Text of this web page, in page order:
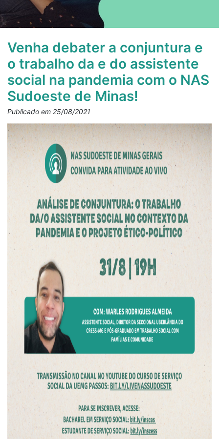
Venha debater a conjuntura e
o trabalho da e do assistente
social na pandemia com o NAS
Sudoeste de Minas!
Publicado em 25/08/2021